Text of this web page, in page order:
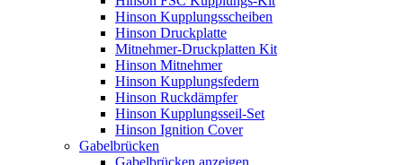
Hinson Kupplungsscheiben
Hinson Druckplatte
Mitnehmer-Druckplatten Kit
Hinson Mitnehmer
Hinson Kupplungsfedern
Hinson Ruckdämpfer
Hinson Kupplungsseil-Set
Hinson Ignition Cover
Gabelbrücken
Gabelbrücken anzeigen